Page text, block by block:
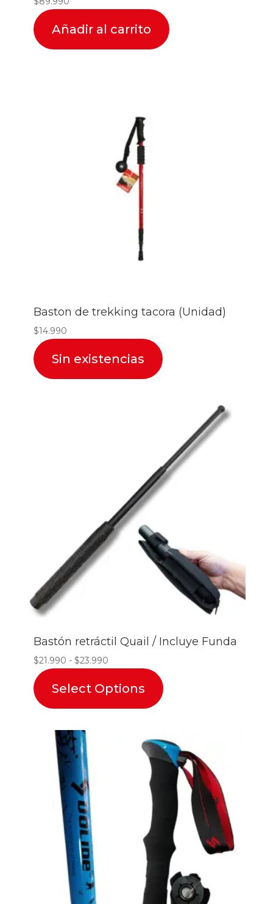
Añadir al carrito
Baston de trekking tacora (Unidad)
$14.990
Sin existencias
Bastón retráctil Quail / Incluye Funda
$21.990 - $23.990Rango
precios:
desde
Select Options